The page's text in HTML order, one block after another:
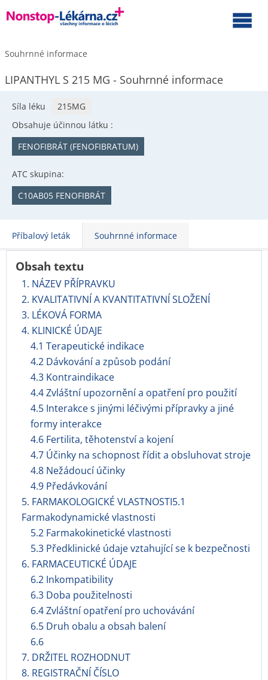
Souhrnné informace
LIPANTHYL S 215 MG - Souhrnné informace
Síla léku
215MG
Obsahuje účinnou látku :
FENOFIBRÁT (FENOFIBRATUM)
ATC skupina:
C10AB05 FENOFIBRÁT
Příbalový leták Souhrnné informace
Obsah textu
1. NÁZEV PŘÍPRAVKU
2. KVALITATIVNÍ A KVANTITATIVNÍ SLOŽENÍ
3. LÉKOVÁ FORMA
4. KLINICKÉ ÚDAJE
4.1 Terapeutické indikace
4.2 Dávkování a způsob podání
4.3 Kontraindikace
4.4 Zvláštní upozornění a opatření pro použití
4.5 Interakce s jinými léčivými přípravky a jiné
formy interakce
4.6 Fertilita, těhotenství a kojení
4.7 Účinky na schopnost řídit a obsluhovat stroje
4.8 Nežádoucí účinky
4.9 Předávkování
5. FARMAKOLOGICKÉ VLASTNOSTI5.1
Farmakodynamické vlastnosti
5.2 Farmakokinetické vlastnosti
5.3 Předklinické údaje vztahující se k bezpečnosti
6. FARMACEUTICKÉ ÚDAJE
6.2 Inkompatibility
6.3 Doba použitelnosti
6.4 Zvláštní opatření pro uchovávání
6.5 Druh obalu a obsah balení
6.6
7. DRŽITEL ROZHODNUT
8. REGISTRAČNÍ ČÍSLO